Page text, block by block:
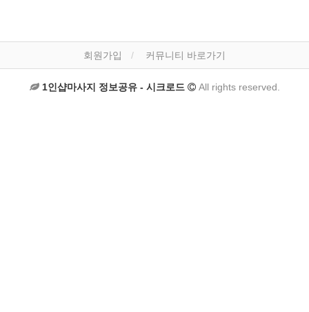
회원가입 커뮤니티 바로가기
1인샵마사지 정보공유 - 시크로드 All rights reserved.